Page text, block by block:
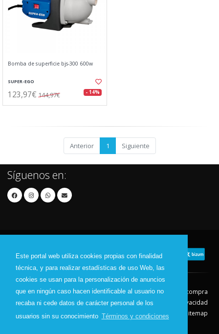
Este portal web utiliza cookies propias con finalidad
técnica, y para realizar estadísticas de uso Web, las
cookies se usan para la personalización de anuncios
que en ningún caso hacen identificable al usuario no
recaba ni cede datos de carácter personal de los
usuarios sin su conocimiento Términos y condiciones
Bomba de superficie bjs-300 600w
SUPER-EGO
123,97€ 144,97€ - 14%
Anterior 1 Siguiente
Síguenos en:
Contacto Aviso Legal
Condiciones de compra
Política de envíos
Política de devolución
Política de Privacidad
Política de Cookies
Sitemap